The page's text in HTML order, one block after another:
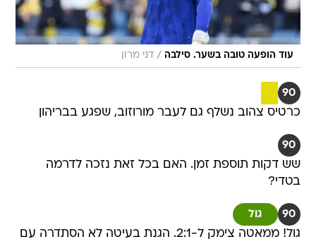
עוד הופעה טובה בשער. סילבה / דני מרון
90
כרטיס צהוב נשלף גם לעבר מורוזוב, שפגע בבריהון
90
שש דקות תוספת זמן. האם בכל זאת נזכה לדרמה
בטדי?
90 גול
גול! ממאטה צימק ל-2:1. הגנת בעיטה לא הסתדרה עם